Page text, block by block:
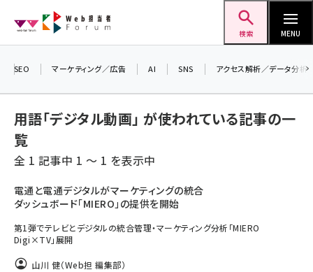
ン
検索 MENU
seo (3528)
ai (2811)
youtube (2439)
note (2315)
セミナー (2308)
SEO マーケティング／広告 AI SNS アクセス解析／データ分析
用語「デジタル動画」 が使われている記事の一
覧
全 1 記事中 1 ～ 1 を表示中
電通と電通デジタルがマーケティングの統合
ダッシュボード「MIERO」の提供を開始
第1弾でテレビとデジタルの統合管理・マーケティング分析「MIERO
Digi×TV」展開
山川 健（Web担 編集部）
＼ 8月27日開催、申し込み受付中！ ／
生成AIをマーケティング等に活用するための
マーケティング フォーラム 2026」開催！
▼申し込みはこちらから▼